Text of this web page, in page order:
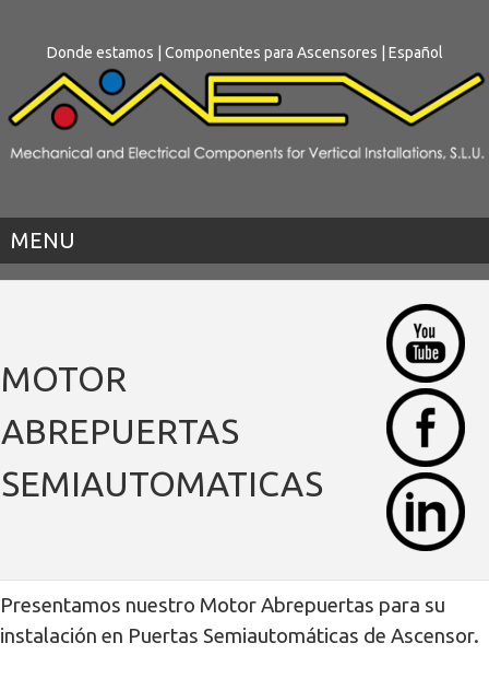
Donde estamos Componentes para Ascensores | Español
MENU
MOTOR
ABREPUERTAS
SEMIAUTOMATICAS
Presentamos nuestro Motor Abrepuertas para su
instalación en Puertas Semiautomáticas de Ascensor.